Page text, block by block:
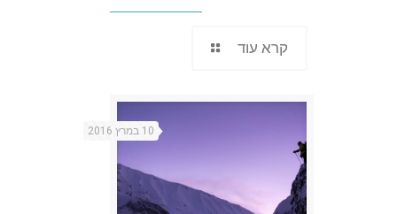
קרא עוד
10 במרץ 2016